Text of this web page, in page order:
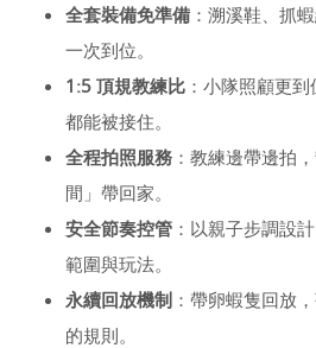
全套裝備免準備 ：溯溪鞋、抓
一次到位。
1:5 頂規教練比 ：小隊照顧更
都能被接住。
全程拍照服務 ：教練邊帶邊拍
間」帶回家。
安全節奏控管 ：以親子步調設
範圍與玩法。
永續回放機制 ：帶卵蝦隻回放
的規則。